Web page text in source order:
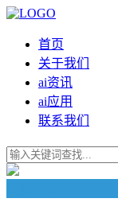
首页
关于我们
ai资讯
ai应用
联系我们